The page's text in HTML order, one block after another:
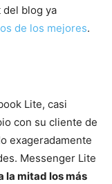
del blog ya
de los mejores.
Lite, casi
con su cliente de
exageradamente
Messenger Lite
la mitad los más